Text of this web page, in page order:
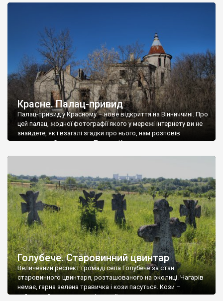
Красне. Палац-привид
Палац-привид у Красному – нове відкриття на Вінниччині. Про
цей палац, жодної фотографії якого у мережі інтернету ви не
знайдете, як і взагалі згадки про нього, нам розповів
мешканець Самгородка. Палац у Красному вразив не лише
Голубече. Старовинний цвинтар
Величезний респект громаді села Голубече за стан
старовинного цвинтаря, розташованого на околиці. Чагарів
немає, гарна зелена травичка і кози пасуться. Кози –
найкращий регулятор шкідливої, для старих кладовищ,